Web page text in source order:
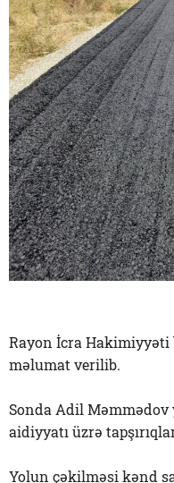
Rayon İcra Hakimiyyəti
məlumat verilib.
Sonda Adil
aidiyyatı üzrə
Yolun çəkilməsi kənd